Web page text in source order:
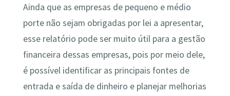
Ainda que as empresas de pequeno e médio
porte não sejam obrigadas por lei a apresentar,
esse relatório pode ser muito útil para a gestão
financeira dessas empresas, pois por meio dele,
é possível identificar as principais fontes de
entrada e saída de dinheiro e planejar melhorias